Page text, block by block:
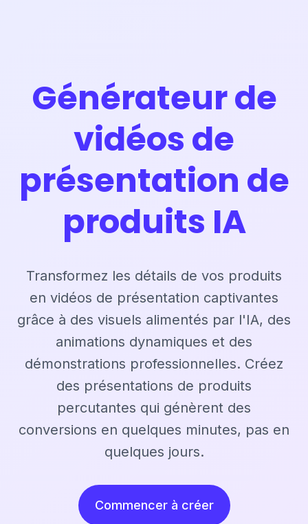
Générateur de
vidéos de
présentation de
produits IA
Transformez les détails de vos produits
en vidéos de présentation captivantes
grâce à des visuels alimentés par l'IA, des
animations dynamiques et des
démonstrations professionnelles. Créez
des présentations de produits
percutantes qui génèrent des
conversions en quelques minutes, pas en
quelques jours.
Commencer à créer